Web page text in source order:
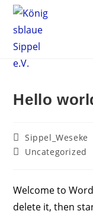
Zum
springen
Hello
Beitrags-
Autor:
Sippel_Weseke
Beitrags-
Uncategorized
Welcome to
delete it, then